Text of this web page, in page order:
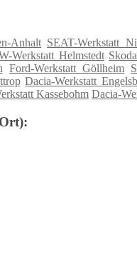
Anhalt SEAT-Werkstatt
Werkstatt Helmstedt
Ford-Werkstatt Göllheim
Dacia-Werkstatt
Kassebohm Dacia-